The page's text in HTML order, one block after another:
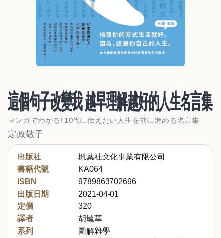
這個句子改變我 越早理解越好的人生名言集
マンガでわかる! 10代に伝えたい人生を前に進める名言集
定政敬子
出版社
楓葉社文化事業有限公司
書籍代號
KA064
ISBN
9789863702696
出版日期
2021-04-01
定價
320
譯者
胡毓華
系列
圖解雜學